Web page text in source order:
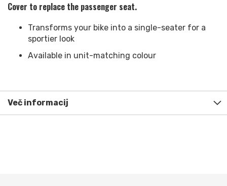
Cover to replace the passenger seat.
Transforms your bike into a single-seater for a
sportier look
Available in unit-matching colour
Več informacij